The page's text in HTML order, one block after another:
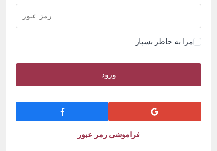
مرا به خاطر بسپار
ورود
فراموشی رمز عبور